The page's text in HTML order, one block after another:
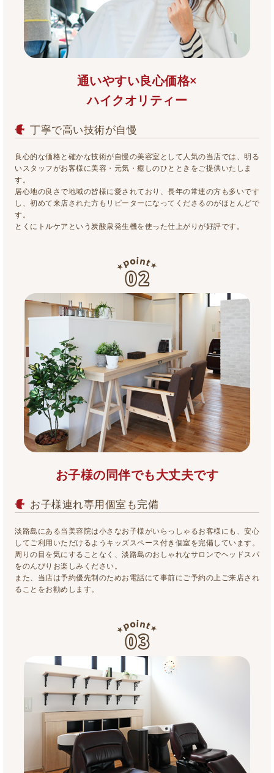
通いやすい良心価格×
ハイクオリティー
丁寧で高い技術が自慢
良心的な価格と確かな技術が自慢の美容室として人気の当店では、明る
いスタッフがお客様に美容・元気・癒しのひとときをご提供いたしま
す。
居心地の良さで地域の皆様に愛されており、長年の常連の方も多いです
し、初めて来店された方もリピーターになってくださるのがほとんどで
す。
とくにトルケアという炭酸泉発生機を使った仕上がりが好評です。
お子様の同伴でも大丈夫です
お子様連れ専用個室も完備
淡路島にある当美容院は小さなお子様がいらっしゃるお客様にも、安心
してご利用いただけるようキッズスペース付き個室を完備しています。
周りの目を気にすることなく、淡路島のおしゃれなサロンでヘッドスパ
をのんびりお楽しみください。
また、当店は予約優先制のためお電話にて事前にご予約の上ご来店され
ることをお勧めします。